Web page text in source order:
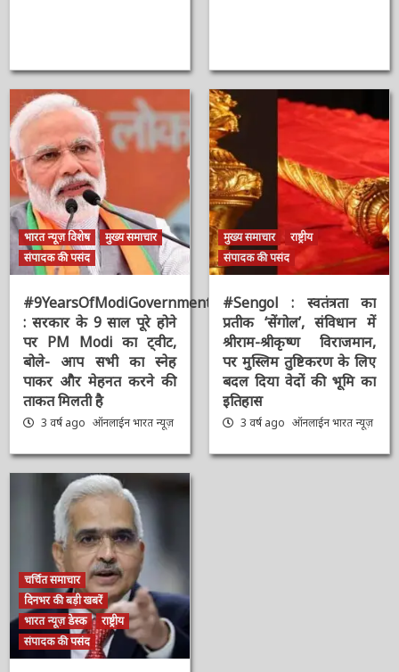
भारत न्यूज़ विशेष
मुख्य समाचार
#9YearsOfModiGovernment
: सरकार के 9 साल पूरे होने
पर PM Modi का ट्वीट,
बोले- आप सभी का स्नेह
पाकर और मेहनत करने की
ताकत मिलती है
3 वर्ष ago ऑनलाईन भारत
मुख्य समाचार
राष्ट्रीय
#Sengol : स्वतंत्रता का
प्रतीक ‘सेंगोल’, संविधान में
श्रीराम-श्रीकृष्ण विराजमान,
पर मुस्लिम तुष्टिकरण के
लिए बदल दिया वेदों की भूमि
का इतिहास
3 वर्ष ago ऑनलाईन भारत
चर्चित समाचार
दिनभर की बड़ी खबरें
भारत न्यूज़ डेस्क
राष्ट्रीय